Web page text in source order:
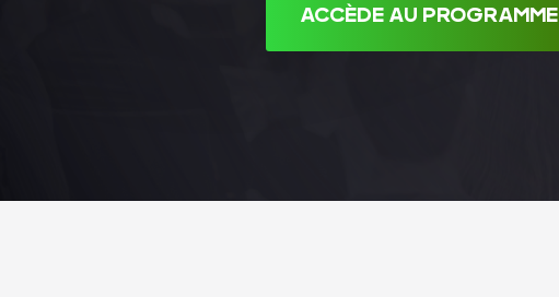
ACCÈDE AU PROGRAMME